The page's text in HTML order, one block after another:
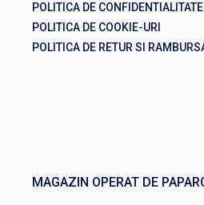
POLITICA DE CONFIDENTIALITATE
POLITICA DE COOKIE-URI
POLITICA DE RETUR SI
MAGAZIN OPERAT DE